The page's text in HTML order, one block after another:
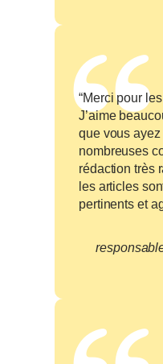
“Merci pour
J’aime
que vous
nombreuses
rédaction très
les articles
pertinents et